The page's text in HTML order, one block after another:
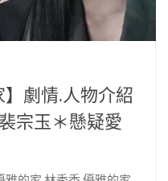
】劇情.人物介紹
宗玉＊懸疑愛